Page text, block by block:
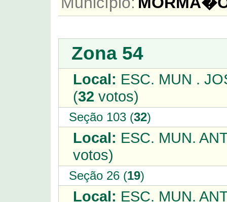
Zona 54
Local: ESC. MUN .
(32 votos)
Seção 103 (32)
Local: ESC. MUN.
votos)
Seção 26 (19)
Local: ESC. MUN.